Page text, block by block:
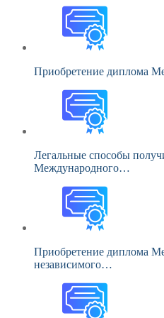
Приобретение диплома
Легальные способы
Международного…
Приобретение диплома
независимого…